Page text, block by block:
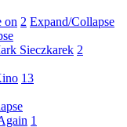
on 2 Expand/Collapse
Sieczkarek 2
13
1